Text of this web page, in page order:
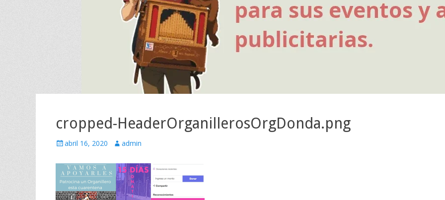
cropped-HeaderOrganillerosOrgDonda.png
Escrito
abril 16, 2020 Autoradmin